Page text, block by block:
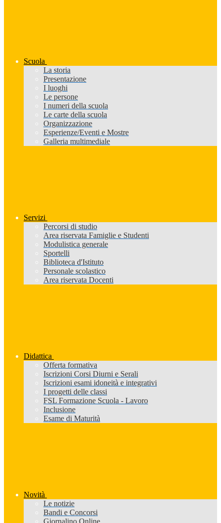
Scuola
La storia
Presentazione
I luoghi
Le persone
I numeri della scuola
Le carte della scuola
Organizzazione
Esperienze/Eventi e Mostre
Galleria multimediale
Servizi
Percorsi di studio
Area riservata Famiglie e Studenti
Modulistica generale
Sportelli
Biblioteca d'Istituto
Personale scolastico
Area riservata Docenti
Didattica
Offerta formativa
Iscrizioni Corsi Diurni e Serali
Iscrizioni esami idoneità e integrativi
I progetti delle classi
FSL Formazione Scuola - Lavoro
Inclusione
Esame di Maturità
Novità
Le notizie
Bandi e Concorsi